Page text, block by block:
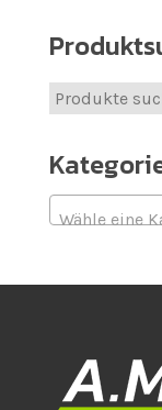
Suche
nach:
Wähle eine